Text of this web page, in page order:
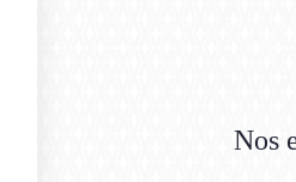
Nos